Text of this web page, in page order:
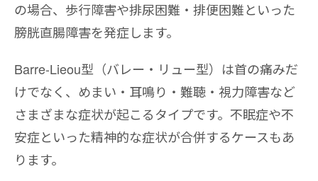
の場合、歩行障害や排尿困難・排便困難といった
膀胱直腸障害を発症します。
Barre-Lieou型（バレー・リュー型）は首の痛みだ
けでなく、めまい・耳鳴り・難聴・視力障害など
さまざまな症状が起こるタイプです。不眠症や不
安症といった精神的な症状が合併するケースもあ
ります。